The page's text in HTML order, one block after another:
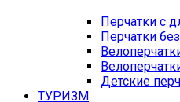
Перчатки с
Перчатки
Детские
ТУРИЗМ